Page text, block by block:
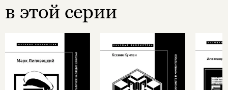
в этой серии